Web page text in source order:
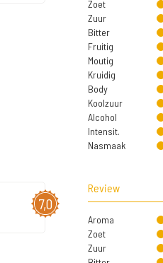
Zoet
Zuur
Bitter
Fruitig
Moutig
Kruidig
Body
Koolzuur
Alcohol
Intensit.
Nasmaak
7,0
Review
Aroma
Zoet
Zuur